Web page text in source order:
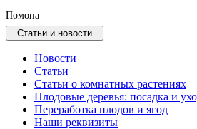
Помона
Статьи и новости
Новости
Статьи
Статьи о комнатных растениях
Плодовые деревья: посадка и
Переработка плодов и ягод
Наши реквизиты